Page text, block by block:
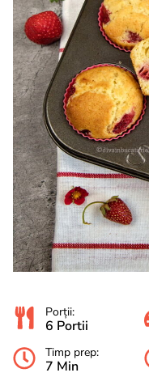
Porții:
6 Portii
Timp prep:
7 Min